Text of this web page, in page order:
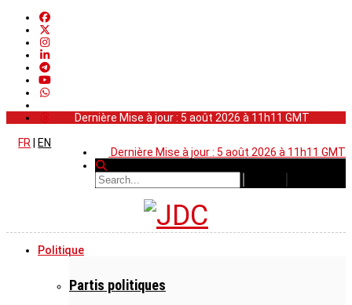
Dernière Mise à jour : 5 août 2026 à 11h11 GMT
Dernière Mise à jour : 5 août 2026 à 11h11 GMT
FR
EN
Politique
Partis politiques